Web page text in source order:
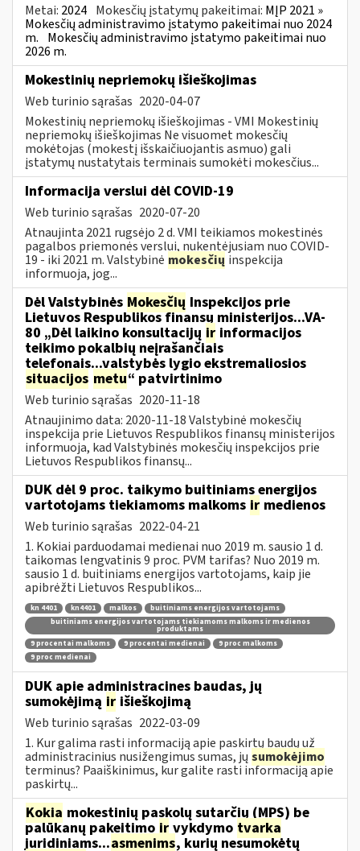
Metai: 2024 Mokesčių įstatymų pakeitimai: MĮP 2021 »
Mokesčių administravimo įstatymo pakeitimai nuo 2024
m. Mokesčių administravimo įstatymo pakeitimai nuo
2026 m.
Mokestinių nepriemokų išieškojimas
Web turinio sąrašas 2020-04-07
Mokestinių nepriemokų išieškojimas - VMI Mokestinių
nepriemokų išieškojimas Ne visuomet mokesčių
mokėtojas (mokestį išskaičiuojantis asmuo) gali
įstatymų nustatytais terminais sumokėti mokesčius...
Informacija verslui dėl COVID-19
Web turinio sąrašas 2020-07-20
Atnaujinta 2021 rugsėjo 2 d. VMI teikiamos mokestinės
pagalbos priemonės verslui, nukentėjusiam nuo COVID-
19 - iki 2021 m. Valstybinė mokesčių inspekcija
informuoja, jog...
Dėl Valstybinės Mokesčių Inspekcijos prie
Lietuvos Respublikos finansų ministerijos...VA-
80 „Dėl laikino konsultacijų ir informacijos
teikimo pokalbių neįrašančiais
telefonais...valstybės lygio ekstremaliosios
situacijos metu“ patvirtinimo
Web turinio sąrašas 2020-11-18
Atnaujinimo data: 2020-11-18 Valstybinė mokesčių
inspekcija prie Lietuvos Respublikos finansų ministerijos
informuoja, kad Valstybinės mokesčių inspekcijos prie
Lietuvos Respublikos finansų...
DUK dėl 9 proc. taikymo buitiniams energijos
vartotojams tiekiamoms malkoms ir medienos
Web turinio sąrašas 2022-04-21
1. Kokiai parduodamai medienai nuo 2019 m. sausio 1 d.
taikomas lengvatinis 9 proc. PVM tarifas? Nuo 2019 m.
sausio 1 d. buitiniams energijos vartotojams, kaip jie
apibrėžti Lietuvos Respublikos...
kn 4401 kn4401 malkos
buitiniams energijos vartotojams
buitiniams energijos vartotojams tiekiamoms malkoms ir medienos
produktams
9 procentai malkoms
9 procentai medienai
9 proc malkoms
9 proc medienai
DUK apie administracines baudas, jų
sumokėjimą ir išieškojimą
Web turinio sąrašas 2022-03-09
1. Kur galima rasti informaciją apie paskirtų baudų už
administracinius nusižengimus sumas, jų sumokėjimo
terminus? Paaiškinimus, kur galite rasti informaciją apie
paskirtų...
Kokia mokestinių paskolų sutarčių (MPS) be
palūkanų pakeitimo ir vykdymo tvarka
juridiniams...asmenims, kurių nesumokėtų